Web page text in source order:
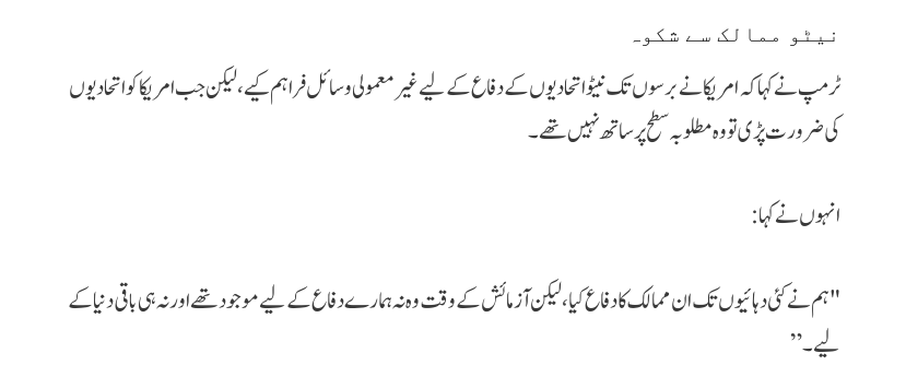
نیٹو ممالک سے شکوہ
ٹرمپ نے کہا کہ امریکا نے برسوں تک نیٹو اتحادیوں کے دفاع کے لیے غیر معمولی وسائل فراہم کیے، لیکن جب امریکا کو اتحادیوں
کی ضرورت پڑی تو وہ مطلوبہ سطح پر ساتھ نہیں تھے۔
انہوں نے کہا:
"ہم نے کئی دہائیوں تک ان ممالک کا دفاع کیا، لیکن آزمائش کے وقت وہ نہ ہمارے دفاع کے لیے موجود تھے اور نہ ہی باقی دنیا کے
لیے۔”